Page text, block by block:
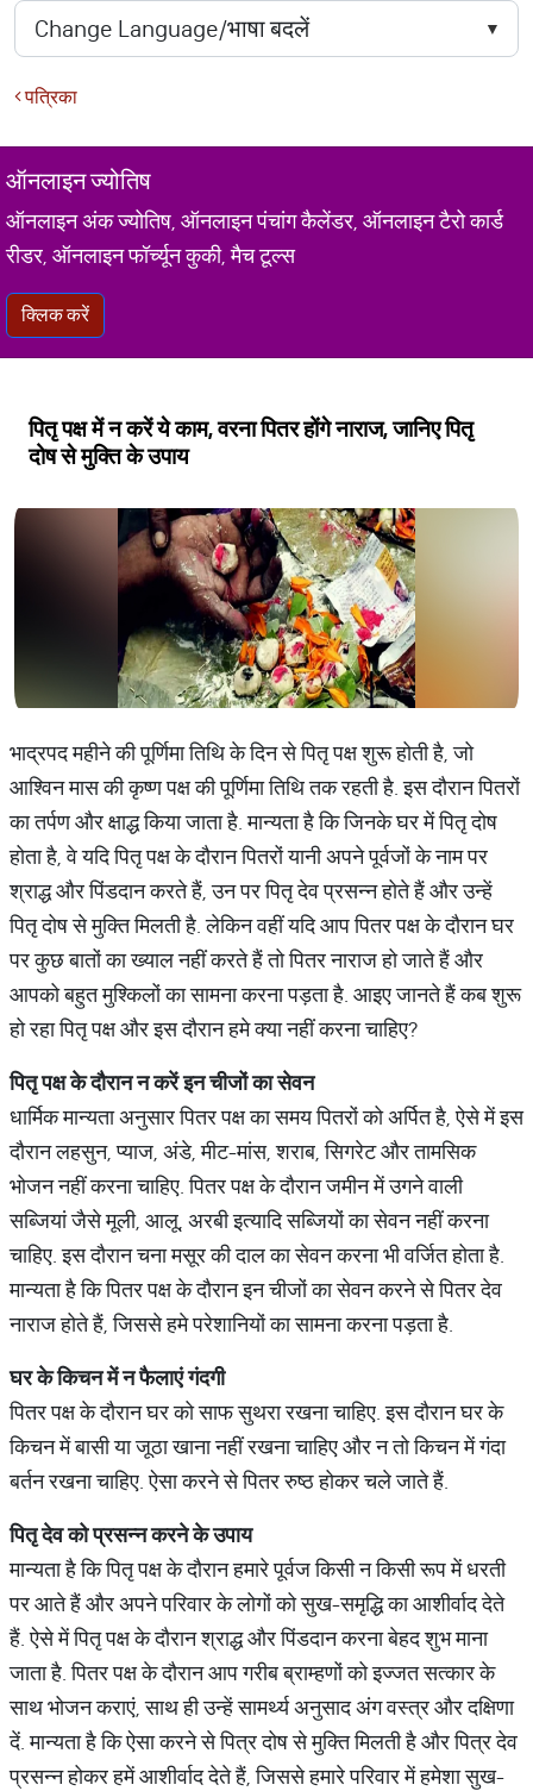
पत्रिका
ऑनलाइन ज्योतिष
ऑनलाइन अंक ज्योतिष, ऑनलाइन पंचांग कैलेंडर, ऑनलाइन टैरो कार्ड
रीडर, ऑनलाइन फॉर्च्यून कुकी, मैच टूल्स
क्लिक करें
पितृ पक्ष में न करें ये काम, वरना पितर होंगे नाराज, जानिए पितृ
दोष से मुक्ति के उपाय
भाद्रपद महीने की पूर्णिमा तिथि के दिन से पितृ पक्ष शुरू होती है, जो
आश्विन मास की कृष्ण पक्ष की पूर्णिमा तिथि तक रहती है. इस दौरान पितरों
का तर्पण और क्षाद्ध किया जाता है. मान्यता है कि जिनके घर में पितृ दोष
होता है, वे यदि पितृ पक्ष के दौरान पितरों यानी अपने पूर्वजों के नाम पर
श्राद्ध और पिंडदान करते हैं, उन पर पितृ देव प्रसन्न होते हैं और उन्हें
पितृ दोष से मुक्ति मिलती है. लेकिन वहीं यदि आप पितर पक्ष के दौरान घर
पर कुछ बातों का ख्याल नहीं करते हैं तो पितर नाराज हो जाते हैं और
आपको बहुत मुश्किलों का सामना करना पड़ता है. आइए जानते हैं कब शुरू
हो रहा पितृ पक्ष और इस दौरान हमे क्या नहीं करना चाहिए?
पितृ पक्ष के दौरान न करें इन चीजों का सेवन
धार्मिक मान्यता अनुसार पितर पक्ष का समय पितरों को अर्पित है, ऐसे में इस
दौरान लहसुन, प्याज, अंडे, मीट-मांस, शराब, सिगरेट और तामसिक
भोजन नहीं करना चाहिए. पितर पक्ष के दौरान जमीन में उगने वाली
सब्जियां जैसे मूली, आलू, अरबी इत्यादि सब्जियों का सेवन नहीं करना
चाहिए. इस दौरान चना मसूर की दाल का सेवन करना भी वर्जित होता है.
मान्यता है कि पितर पक्ष के दौरान इन चीजों का सेवन करने से पितर देव
नाराज होते हैं, जिससे हमे परेशानियों का सामना करना पड़ता है.
घर के किचन में न फैलाएं गंदगी
पितर पक्ष के दौरान घर को साफ सुथरा रखना चाहिए. इस दौरान घर के
किचन में बासी या जूठा खाना नहीं रखना चाहिए और न तो किचन में गंदा
बर्तन रखना चाहिए. ऐसा करने से पितर रुष्ठ होकर चले जाते हैं.
पितृ देव को प्रसन्न करने के उपाय
मान्यता है कि पितृ पक्ष के दौरान हमारे पूर्वज किसी न किसी रूप में धरती
पर आते हैं और अपने परिवार के लोगों को सुख-समृद्धि का आशीर्वाद देते
हैं. ऐसे में पितृ पक्ष के दौरान श्राद्ध और पिंडदान करना बेहद शुभ माना
जाता है. पितर पक्ष के दौरान आप गरीब ब्राम्हणों को इज्जत सत्कार के
साथ भोजन कराएं, साथ ही उन्हें सामर्थ्य अनुसाद अंग वस्त्र और दक्षिणा
दें. मान्यता है कि ऐसा करने से पित्र दोष से मुक्ति मिलती है और पित्र देव
प्रसन्न होकर हमें आशीर्वाद देते हैं, जिससे हमारे परिवार में हमेशा सुख-